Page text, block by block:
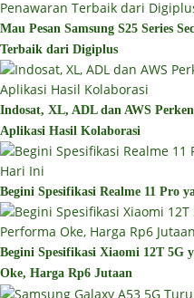
Mau Pesan Samsung S25 Series
Terbaik dari Digiplus
Indosat, XL, ADL dan AWS
Aplikasi Hasil Kolaborasi
Begini Spesifikasi Realme 11 Pro
Begini Spesifikasi Xiaomi 12T 5G
Oke, Harga Rp6 Jutaan